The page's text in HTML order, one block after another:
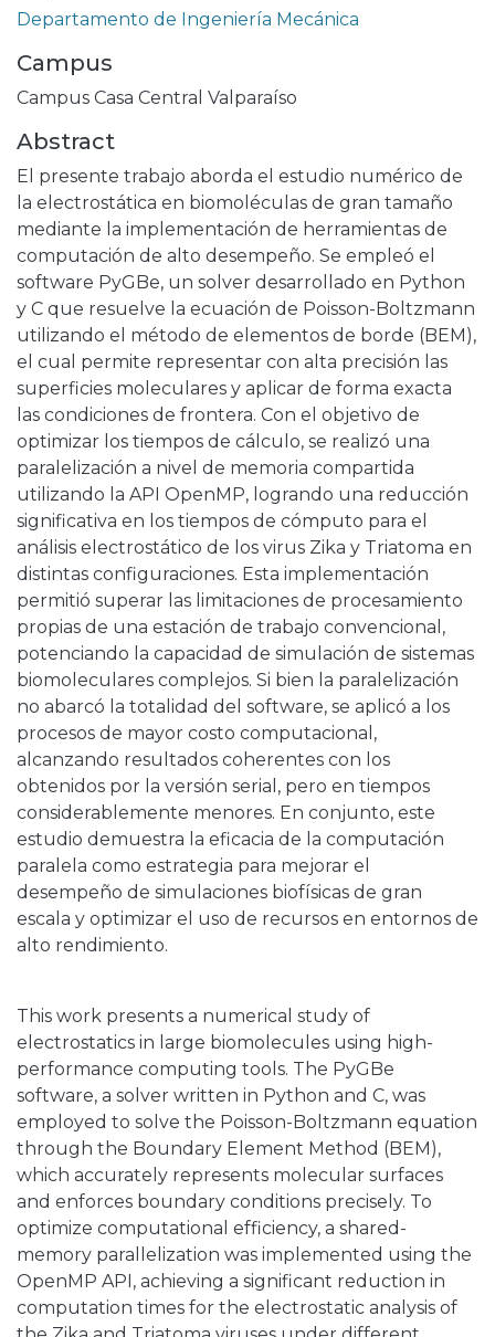
Departamento de Ingeniería Mecánica
Campus
Campus Casa Central Valparaíso
Abstract
El presente trabajo aborda el estudio numérico de
la electrostática en biomoléculas de gran tamaño
mediante la implementación de herramientas de
computación de alto desempeño. Se empleó el
software PyGBe, un solver desarrollado en Python
y C que resuelve la ecuación de Poisson-Boltzmann
utilizando el método de elementos de borde (BEM),
el cual permite representar con alta precisión las
superficies moleculares y aplicar de forma exacta
las condiciones de frontera. Con el objetivo de
optimizar los tiempos de cálculo, se realizó una
paralelización a nivel de memoria compartida
utilizando la API OpenMP, logrando una reducción
significativa en los tiempos de cómputo para el
análisis electrostático de los virus Zika y Triatoma en
distintas configuraciones. Esta implementación
permitió superar las limitaciones de procesamiento
propias de una estación de trabajo convencional,
potenciando la capacidad de simulación de sistemas
biomoleculares complejos. Si bien la paralelización
no abarcó la totalidad del software, se aplicó a los
procesos de mayor costo computacional,
alcanzando resultados coherentes con los
obtenidos por la versión serial, pero en tiempos
considerablemente menores. En conjunto, este
estudio demuestra la eficacia de la computación
paralela como estrategia para mejorar el
desempeño de simulaciones biofísicas de gran
escala y optimizar el uso de recursos en entornos de
alto rendimiento.
This work presents a numerical study of
electrostatics in large biomolecules using high-
performance computing tools. The PyGBe
software, a solver written in Python and C, was
employed to solve the Poisson-Boltzmann equation
through the Boundary Element Method (BEM),
which accurately represents molecular surfaces
and enforces boundary conditions precisely. To
optimize computational efficiency, a shared-
memory parallelization was implemented using the
OpenMP API, achieving a significant reduction in
computation times for the electrostatic analysis of